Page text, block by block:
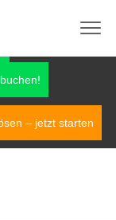
– jetzt starten